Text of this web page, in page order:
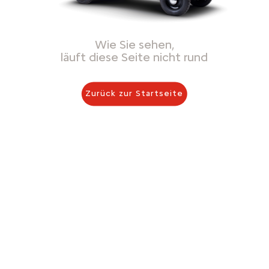
Wie Sie sehen,
läuft diese Seite nicht rund
Zurück zur Startseite